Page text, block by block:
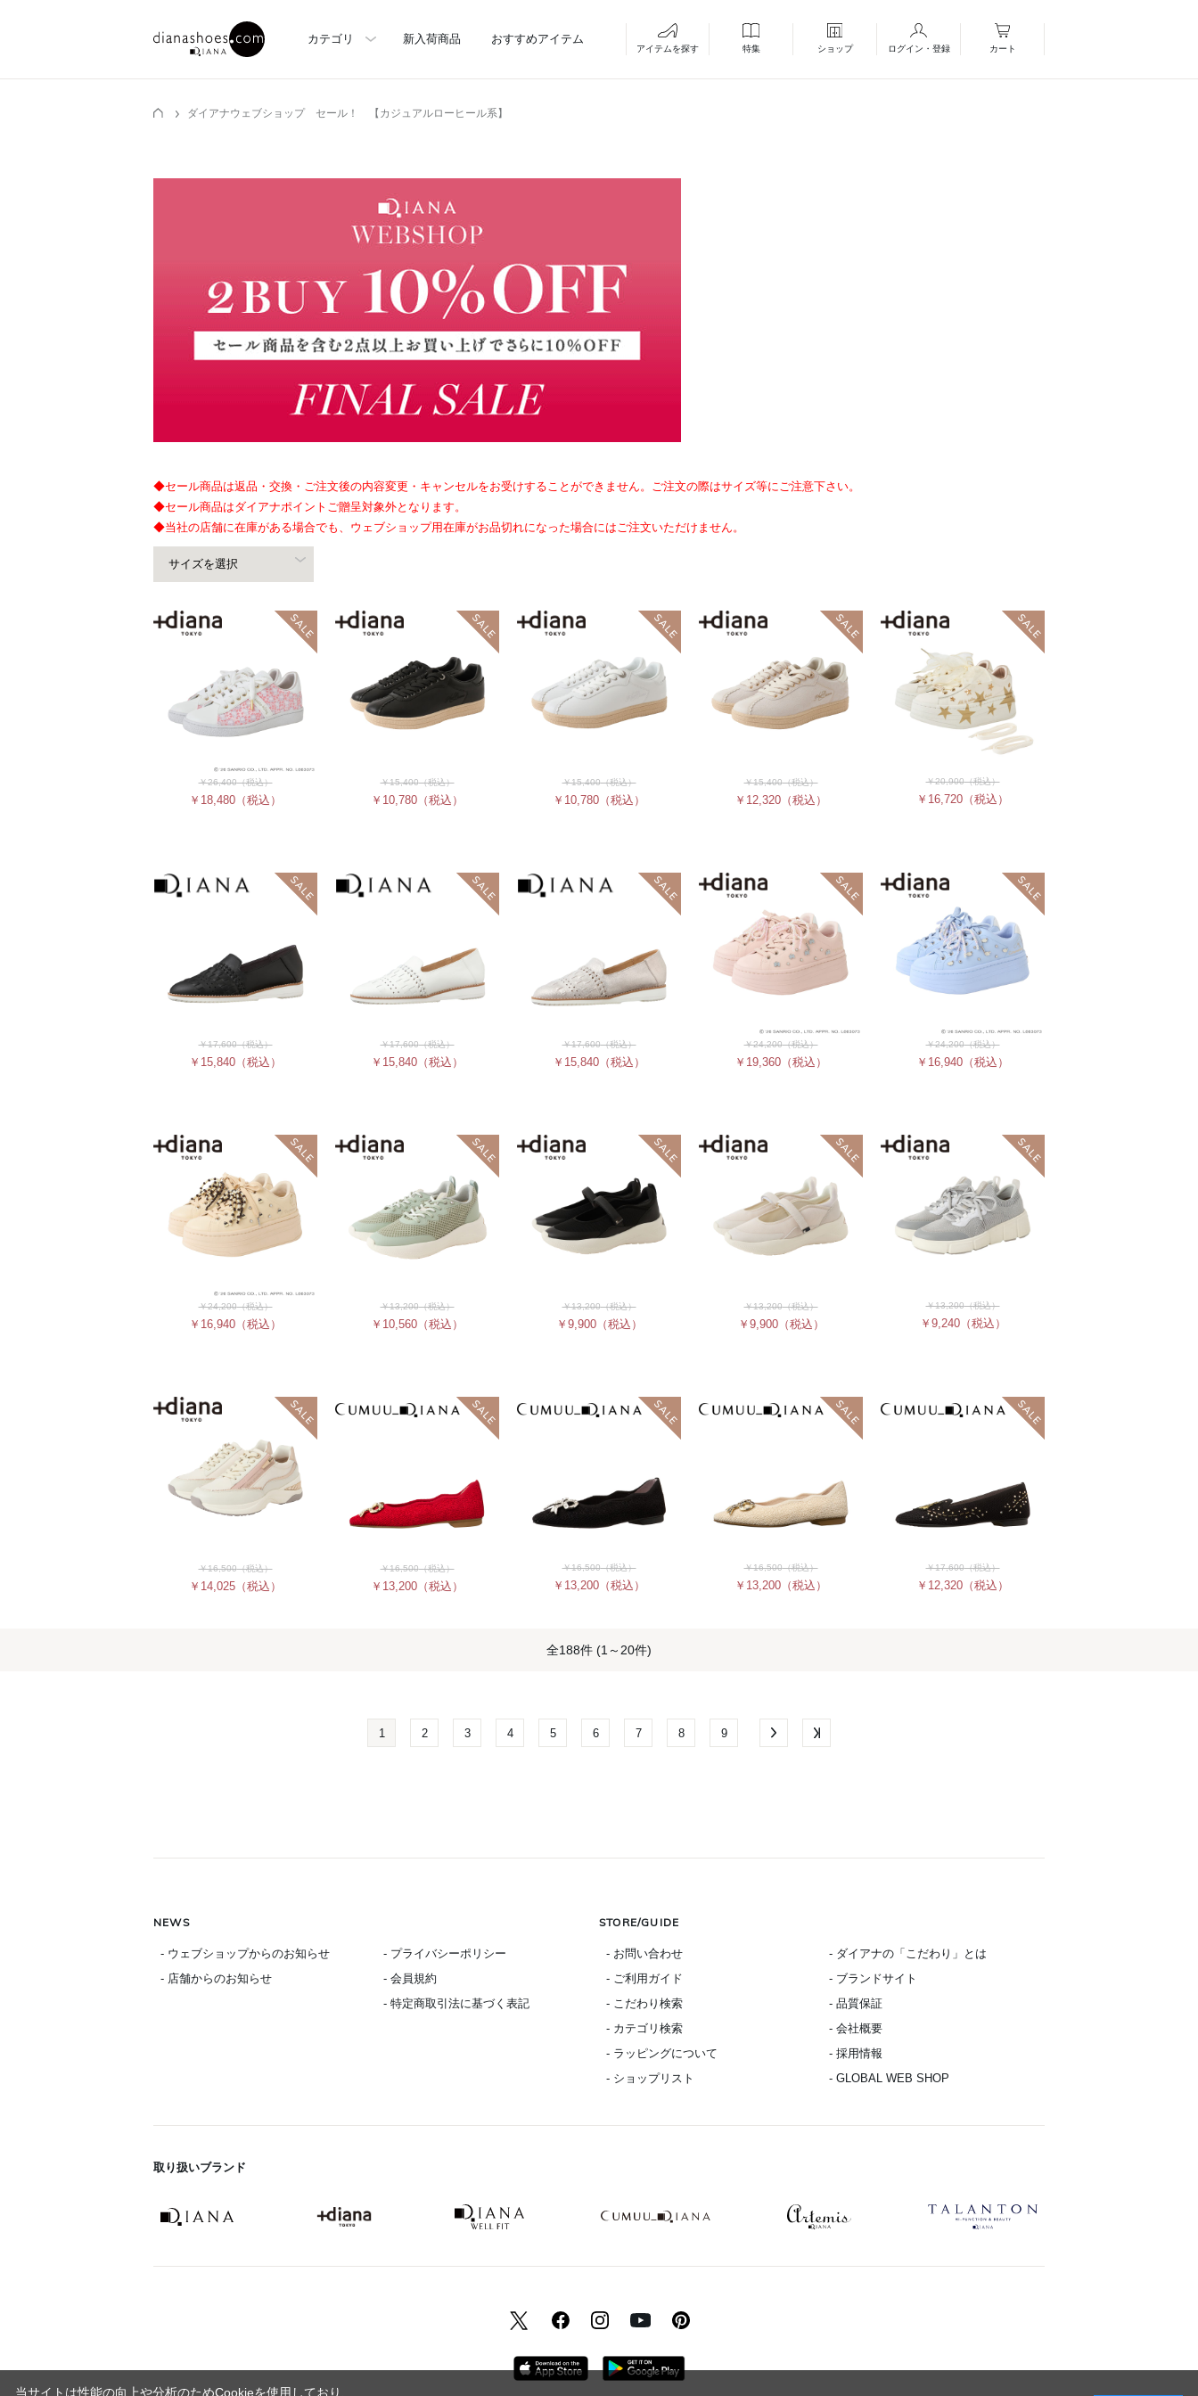
カテゴリ 新入荷商品 おすすめアイテム
アイテムを探す 特集 ショップ ログイン・登録 カート
ダイアナウェブショップ セール！ 【カジュアルローヒール系】
◆セール商品は返品・交換・ご注文後の内容変更・キャンセルをお受けすることができません。ご注文の際はサイズ等にご注意下さい。
◆セール商品はダイアナポイントご贈呈対象外となります。
◆当社の店舗に在庫がある場合でも、ウェブショップ用在庫がお品切れになった場合にはご注文いただけません。
￥26,400（税込）
￥18,480 （税込）
￥15,400（税込）
￥10,780 （税込）
￥15,400（税込）
￥10,780 （税込）
￥15,400（税込）
￥12,320 （税込）
￥20,900（税込）
￥16,720 （税込）
￥17,600（税込）
￥15,840 （税込）
￥17,600（税込）
￥15,840 （税込）
￥17,600（税込）
￥15,840 （税込）
￥24,200（税込）
￥19,360 （税込）
￥24,200（税込）
￥16,940 （税込）
￥24,200（税込）
￥16,940 （税込）
￥13,200（税込）
￥10,560 （税込）
￥13,200（税込）
￥9,900（税込）
￥13,200（税込）
￥9,900（税込）
￥13,200（税込）
￥9,240（税込）
￥16,500（税込）
￥14,025 （税込）
￥16,500（税込）
￥13,200 （税込）
￥16,500（税込）
￥13,200 （税込）
￥16,500（税込）
￥13,200 （税込）
￥17,600（税込）
￥12,320 （税込）
全188件 (1～20件)
1 2 3 4 5 6 7 8 9
NEWS
- ウェブショップからのお知らせ
- 店舗からのお知らせ
- プライバシーポリシー
- 会員規約
- 特定商取引法に基づく表記
STORE/GUIDE
- お問い合わせ
- ご利用ガイド
- こだわり検索
- カテゴリ検索
- ラッピングについて
- ショップリスト
- ダイアナの「こだわり」とは
- ブランドサイト
- 品質保証
- 会社概要
- 採用情報
- GLOBAL WEB SHOP
取り扱いブランド
当サイトは性能の向上や分析のためCookieを使用しており、